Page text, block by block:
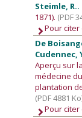
Steimle,
1871). (PDF
Pour citer
De
Cudennec,
Aperçu sur
médecine
plantation
(PDF 4881
Pour citer